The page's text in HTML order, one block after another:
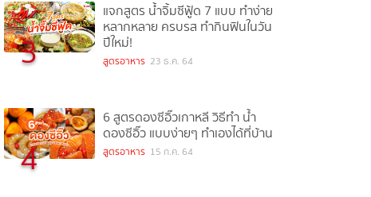
3
แจกสูตร น้ำจิ้มซีฟู้ด 7 แบบ ทำง่าย
หลากหลาย ครบรส ทำกินฟินในวัน
ปีใหม่!
สูตรอาหาร 23 ธ.ค. 64
4
6 สูตรดองซีอิ๊วเกาหลี วิธีทำ น้ำ
ดองซีอิ๊ว แบบง่ายๆ ทำเองได้ที่บ้าน
สูตรอาหาร 15 ก.ค. 64